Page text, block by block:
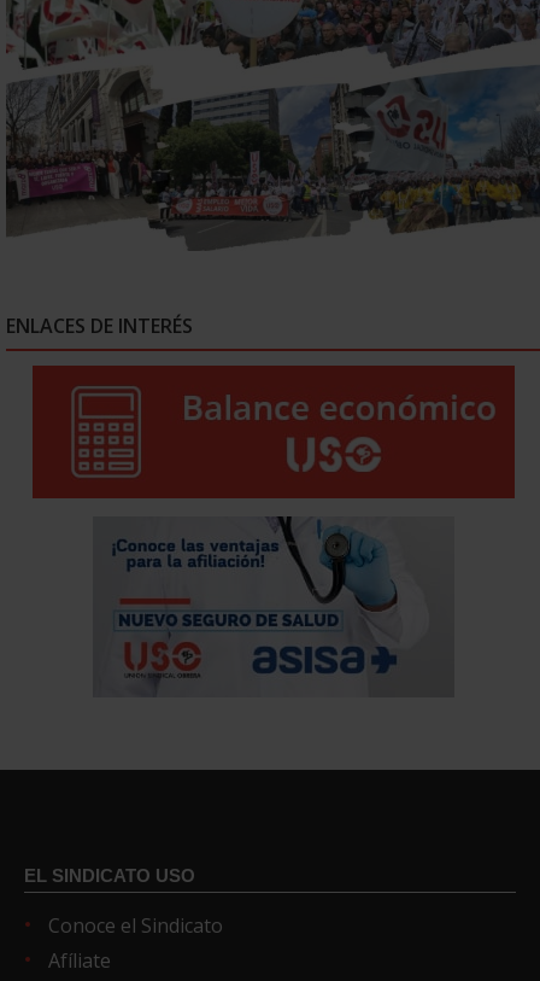
ENLACES DE INTERÉS
EL SINDICATO USO
Conoce el Sindicato
Afíliate